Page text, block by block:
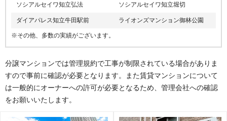
ソシアルセイワ知立弘法 ソシアルセイワ知立堀切
ダイアパレス知立牛田駅前 ライオンズマンション御林公園
※その他、多数の実績がございます。
分譲マンションでは管理規約で工事が制限されている場合がありま
すので事前に確認が必要となります。また賃貸マンションについて
は一般的にオーナーへの許可が必要となるため、管理会社への確認
をお願いいたします。